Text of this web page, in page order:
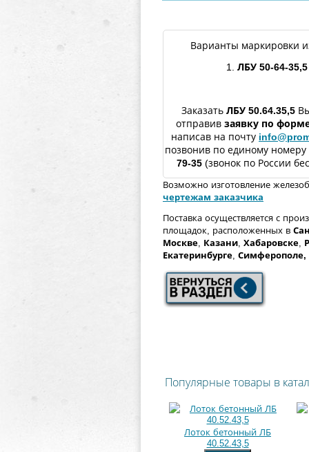
Варианты маркировки
1.
ЛБУ 50-64-35,5
Заказать ЛБУ 50.64.35,5
отправив заявку по
написав на почту
позвонив по единому номеру
79-35(звонок по России
Возможно изготовление
чертежам заказчика
Поставка осуществляется с
площадок, расположенных в
Москве, Казани, Хабаровске,
Екатеринбурге, Симферополе,
Популярные товары в
Лоток бетонный ЛБ
40.52.43,5